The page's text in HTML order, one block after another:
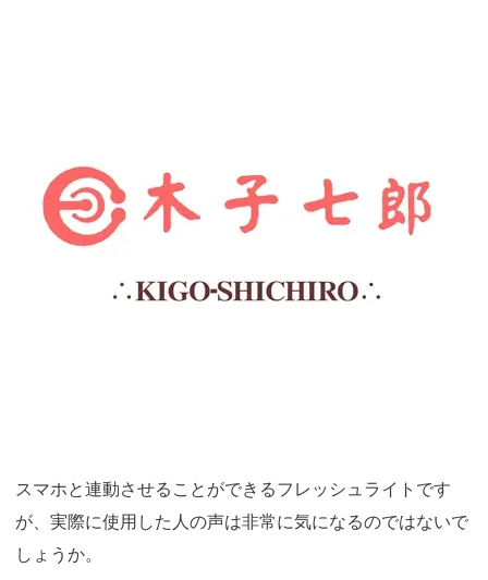
スマホと連動させることができるフレッシュライトです
が、実際に使用した人の声は非常に気になるのではないで
しょうか。